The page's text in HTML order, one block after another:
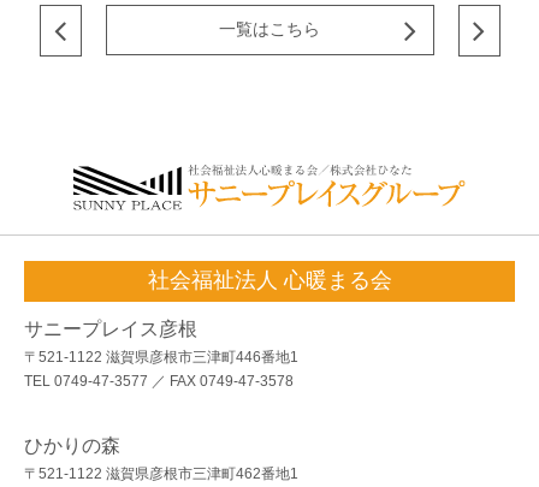
一覧はこちら
社会福祉法人 心暖まる会
サニープレイス彦根
〒521-1122 滋賀県彦根市三津町446番地1
TEL 0749-47-3577 ／ FAX 0749-47-3578
ひかりの森
〒521-1122 滋賀県彦根市三津町462番地1